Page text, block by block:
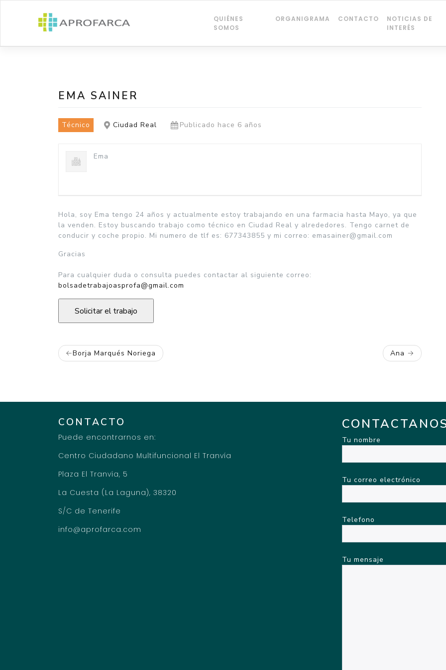
QUIÉNES
SOMOS
ORGANIGRAMA CONTACTO
NOTICIAS DE
INTERÉS
EMA SAINER
Técnico Ciudad Real Publicado hace 6 años
Ema
Hola, soy Ema tengo 24 años y actualmente estoy trabajando en una farmacia hasta Mayo, ya que
la venden. Estoy buscando trabajo como técnico en Ciudad Real y alrededores. Tengo carnet de
conducir y coche propio. Mi numero de tlf es: 677343855 y mi correo: emasainer@gmail.com
Gracias
Para cualquier duda o consulta puedes contactar al siguiente correo:
bolsadetrabajoasprofa@gmail.com
NAVEGACIÓN
Borja Marqués Noriega Ana
CONTACTO
Puede encontrarnos en:
Centro Ciudadano Multifuncional El Tranvía
Plaza El Tranvía, 5
La Cuesta (La Laguna), 38320
S/C de Tenerife
info@aprofarca.com
Tu nombre
Tu correo electrónico
Telefono
Tu mensaje